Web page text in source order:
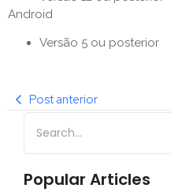
Android
Versão 5 ou posterior
Post anterior
Popular Articles